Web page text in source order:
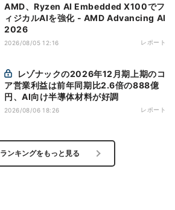
AMD、Ryzen AI Embedded X100でフ
ィジカルAIを強化 - AMD Advancing AI
2026
2026/08/05 12:16 レポート
ア営業利益は前年同期比2.6倍の888億
円、AI向け半導体材料が好調
2026/08/06 18:26 レポート
ランキングをもっと見る